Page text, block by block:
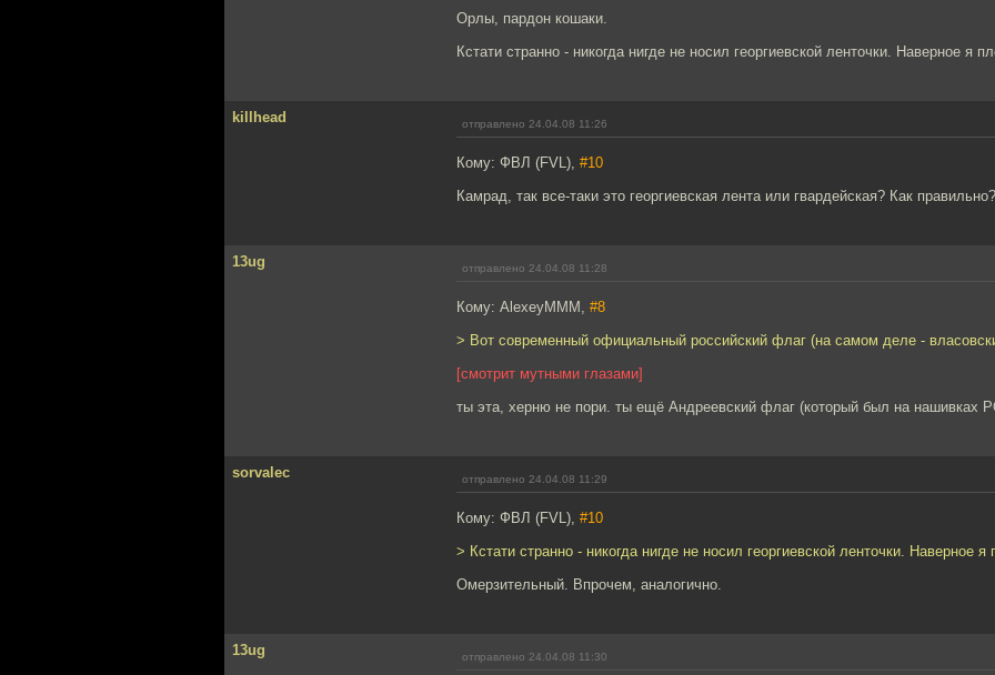
Орлы, пардон кошаки.
Кстати странно - никогда нигде не носил георгиевской ленточки. Наверное я
killhead отправлено 24.04.08 11:26
Кому: ФВЛ (FVL), #10
Камрад, так все-таки это георгиевская лента или гвардейская? Как правильно?
13ug отправлено 24.04.08 11:28
Кому: AlexeyMMM, #8
> Вот современный официальный российский флаг (на самом деле -
[смотрит мутными глазами]
ты эта, херню не пори. ты ещё Андреевский флаг (который был на нашивках
sorvalec отправлено 24.04.08 11:29
Кому: ФВЛ (FVL), #10
> Кстати странно - никогда нигде не носил георгиевской ленточки. Наверное я
Омерзительный. Впрочем, аналогично.
13ug отправлено 24.04.08 11:30